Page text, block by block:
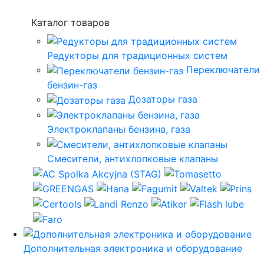
Каталог товаров
Редукторы для традиционных систем
Переключатели
бензин-газ
Дозаторы газа
Электроклапаны бензина, газа
Смесители, антихлопковые клапаны
Дополнительная электроника и оборудование